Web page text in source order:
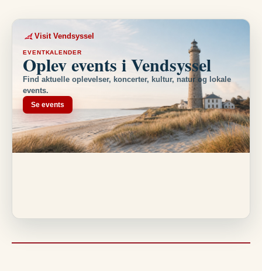
Visit Vendsyssel
EVENTKALENDER
Oplev events i Vendsyssel
Find aktuelle oplevelser, koncerter, kultur, natur og lokale
events.
Se events